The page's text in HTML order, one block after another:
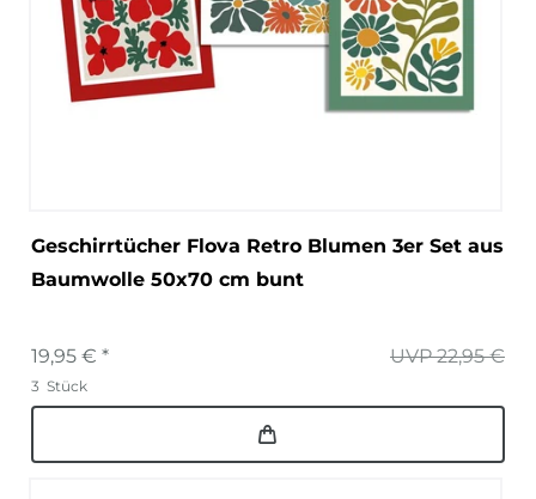
Geschirrtücher Flova Retro Blumen 3er Set aus
Baumwolle 50x70 cm bunt
UVP 22,95 €
19,95 € *
3 Stück